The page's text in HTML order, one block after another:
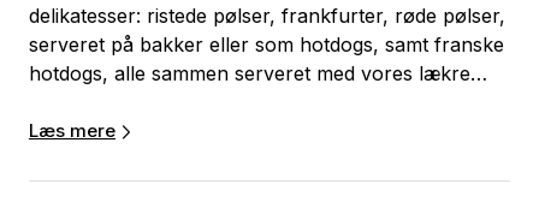
delikatesser: ristede pølser, frankfurter, røde pølser,
serveret på bakker eller som hotdogs, samt franske
hotdogs, alle sammen serveret med vores lækre
muligheder for tilvalg. Du kan for eksempel vælge
Læs mere